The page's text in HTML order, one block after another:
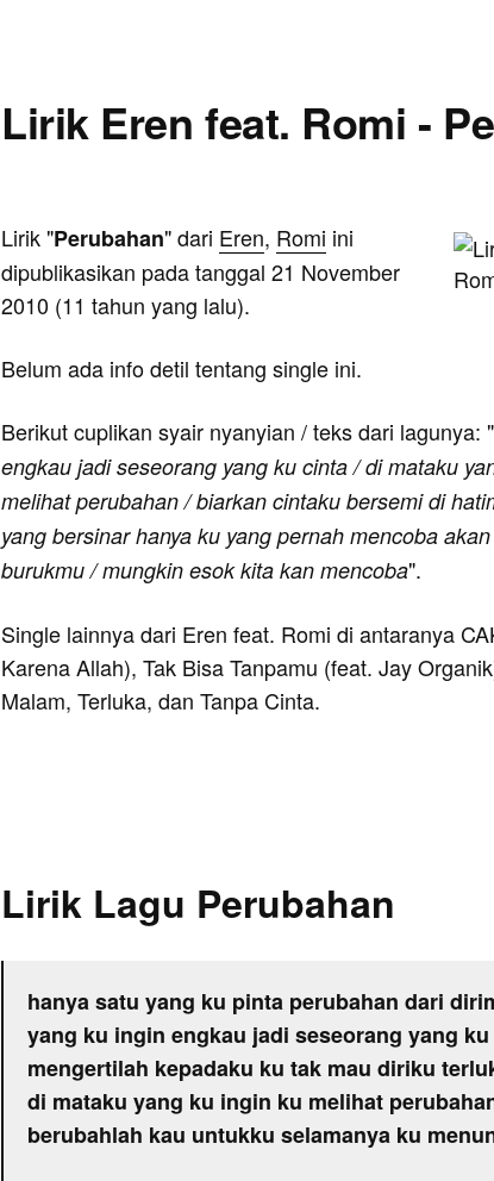
Lirik Eren feat. Romi -
Lirik "Perubahan" dari Eren, Romi ini
dipublikasikan pada tanggal 21 November
2010 (11 tahun yang lalu).
Belum ada info detil tentang single ini.
Berikut cuplikan syair nyanyian / teks dari lagunya: "
engkau jadi seseorang yang ku cinta / di mataku
melihat perubahan / biarkan cintaku bersemi di
yang bersinar hanya ku yang pernah mencoba
burukmu / mungkin esok kita kan mencoba".
Single lainnya dari Eren feat. Romi di antaranya
Karena Allah), Tak Bisa Tanpamu (feat. Jay
Malam, Terluka, dan Tanpa Cinta.
Lirik Lagu Perubahan
hanya satu yang ku pinta perubahan dari
yang ku ingin engkau jadi seseorang yang
mengertilah kepadaku ku tak mau diriku
di mataku yang ku ingin ku melihat
berubahlah kau untukku selamanya ku